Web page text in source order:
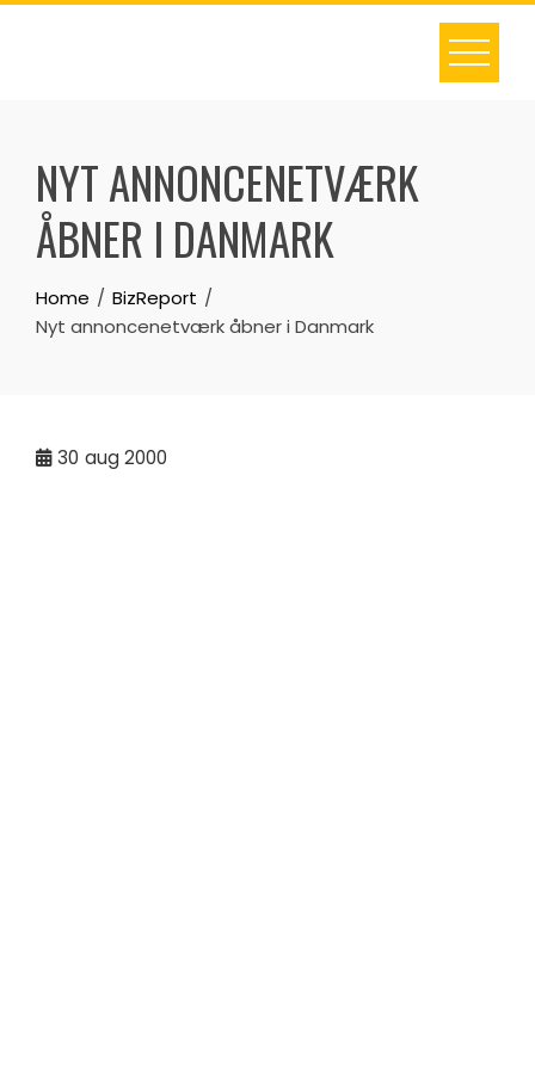
Skip
NYT ANNONCENETVÆRK
ÅBNER I DANMARK
Home
BizReport
Nyt annoncenetværk åbner i Danmark
30 aug 2000